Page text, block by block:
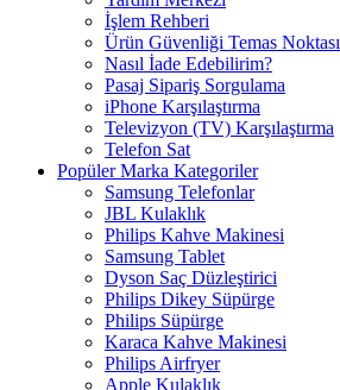
İşlem Rehberi
Ürün Güvenliği Temas Noktası
Nasıl İade Edebilirim?
Pasaj Sipariş Sorgulama
iPhone Karşılaştırma
Televizyon (TV) Karşılaştırma
Telefon Sat
Popüler Marka Kategoriler
Samsung Telefonlar
JBL Kulaklık
Philips Kahve Makinesi
Samsung Tablet
Dyson Saç Düzleştirici
Philips Dikey Süpürge
Philips Süpürge
Karaca Kahve Makinesi
Philips Airfryer
Apple Kulaklık